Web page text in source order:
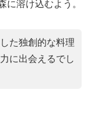
に溶け込むよう。
た独創的な料理
に出会えるでし